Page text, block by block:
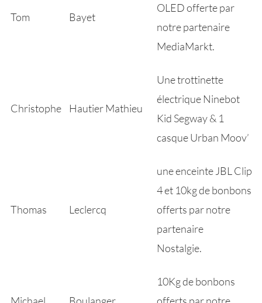
Tom Bayet
OLED offerte par
notre partenaire
MediaMarkt.
Christophe Hautier Mathieu
Une trottinette
électrique Ninebot
Kid Segway & 1
casque Urban Moov’
Thomas Leclercq
une enceinte JBL Clip
4 et 10kg de bonbons
offerts par notre
partenaire
Nostalgie.
10Kg de bonbons